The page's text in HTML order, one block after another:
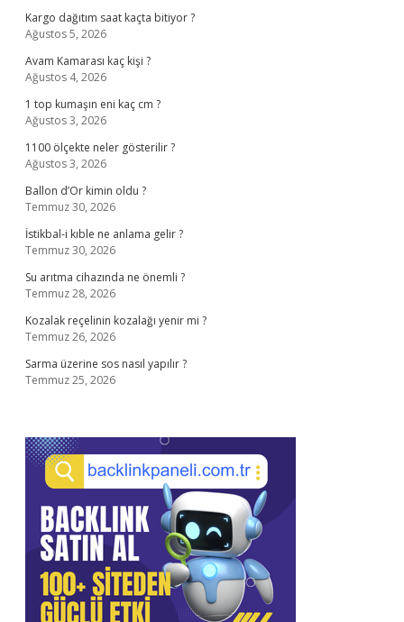
Kargo dağıtım saat kaçta bitiyor ?
Ağustos 5, 2026
Avam Kamarası kaç kişi ?
Ağustos 4, 2026
1 top kumaşın eni kaç cm ?
Ağustos 3, 2026
1100 ölçekte neler gösterilir ?
Ağustos 3, 2026
Ballon d’Or kimin oldu ?
Temmuz 30, 2026
İstikbal-i kıble ne anlama gelir ?
Temmuz 30, 2026
Su arıtma cihazında ne önemli ?
Temmuz 28, 2026
Kozalak reçelinin kozalağı yenir mi ?
Temmuz 26, 2026
Sarma üzerine sos nasıl yapılır ?
Temmuz 25, 2026